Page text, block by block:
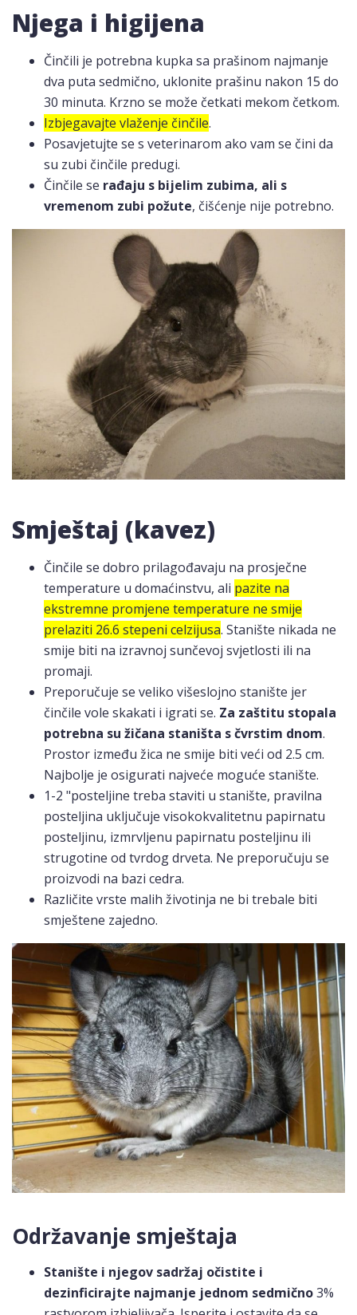
Njega i higijena
Činčili je potrebna kupka sa prašinom najmanje
dva puta sedmično, uklonite prašinu nakon 15 do
30 minuta. Krzno se može četkati mekom četkom.
Izbjegavajte vlaženje činčile.
Posavjetujte se s veterinarom ako vam se čini da
su zubi činčile predugi.
Činčile se rađaju s bijelim zubima, ali s
vremenom zubi požute, čišćenje nije potrebno.
Smještaj (kavez)
Činčile se dobro prilagođavaju na prosječne
temperature u domaćinstvu, ali pazite na
ekstremne promjene temperature ne smije
prelaziti 26.6 stepeni celzijusa. Stanište nikada ne
smije biti na izravnoj sunčevoj svjetlosti ili na
promaji.
Preporučuje se veliko višeslojno stanište jer
činčile vole skakati i igrati se. Za zaštitu stopala
potrebna su žičana staništa s čvrstim dnom.
Prostor između žica ne smije biti veći od 2.5 cm.
Najbolje je osigurati najveće moguće stanište.
1-2 "posteljine treba staviti u stanište, pravilna
posteljina uključuje visokokvalitetnu papirnatu
posteljinu, izmrvljenu papirnatu posteljinu ili
strugotine od tvrdog drveta. Ne preporučuju se
proizvodi na bazi cedra.
Različite vrste malih životinja ne bi trebale biti
smještene zajedno.
Održavanje smještaja
Stanište i njegov sadržaj očistite i
dezinficirajte najmanje jednom sedmično3%